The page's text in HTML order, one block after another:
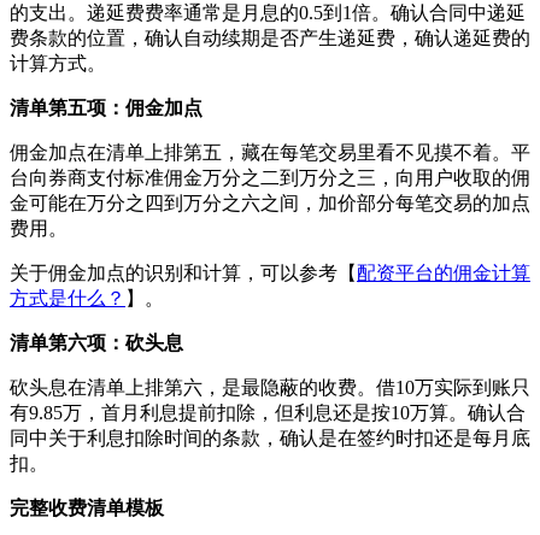
的支出。递延费费率通常是月息的0.5到1倍。确认合同中递延
费条款的位置，确认自动续期是否产生递延费，确认递延费的
计算方式。
清单第五项：佣金加点
佣金加点在清单上排第五，藏在每笔交易里看不见摸不着。平
台向券商支付标准佣金万分之二到万分之三，向用户收取的佣
金可能在万分之四到万分之六之间，加价部分每笔交易的加点
费用。
关于佣金加点的识别和计算，可以参考【配资平台的佣金计算
方式是什么？ 】。
清单第六项：砍头息
砍头息在清单上排第六，是最隐蔽的收费。借10万实际到账只
有9.85万，首月利息提前扣除，但利息还是按10万算。确认合
同中关于利息扣除时间的条款，确认是在签约时扣还是每月底
扣。
完整收费清单模板